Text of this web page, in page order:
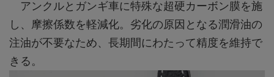
アンクルとガンギ車に特殊な超硬カーボン膜を施
し、摩擦係数を軽減化。劣化の原因となる潤滑油の
注油が不要なため、長期間にわたって精度を維持で
きる。